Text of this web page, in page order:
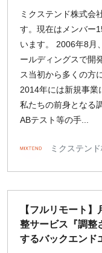
新規事業
スタートアップ
土日週末OK
稼働時間
週5日
週2日
週1日
地域
ミクステンド株式会
す。現在はメンバー
います。 2006年8月
ールディングスで開
ス当初から多くの方
2014年には新規事業
私たちの前身となる
ABテスト等の手...
ミクステン
【フルリモート
整サービス『調整
するバックエンド